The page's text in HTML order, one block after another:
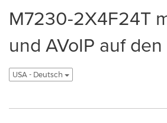
M7230-2X4F24T
und AVoIP auf
USA - Deutsch